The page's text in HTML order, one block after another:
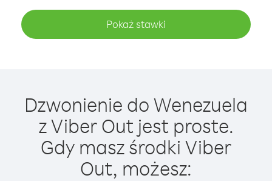
Pokaż stawki
Dzwonienie do Wenezuela
z Viber Out jest proste.
Gdy masz środki Viber
Out, możesz: